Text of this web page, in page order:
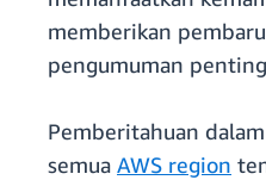
memberikan
pengumuman
Pemberitahuan
semua AWS region